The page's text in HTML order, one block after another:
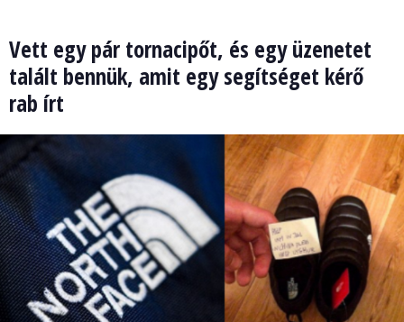
Vett egy pár tornacipőt, és egy üzenetet
talált bennük, amit egy segítséget kérő
rab írt